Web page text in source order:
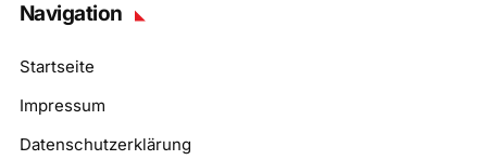
Navigation
Startseite
Impressum
Datenschutzerklärung